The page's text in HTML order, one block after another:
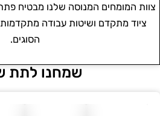
צוות המומחים המנוסה שלנו מבטיח
ציוד מתקדם ושיטות עבודה מתקדמות
הסוגים.
שמחנו לתת